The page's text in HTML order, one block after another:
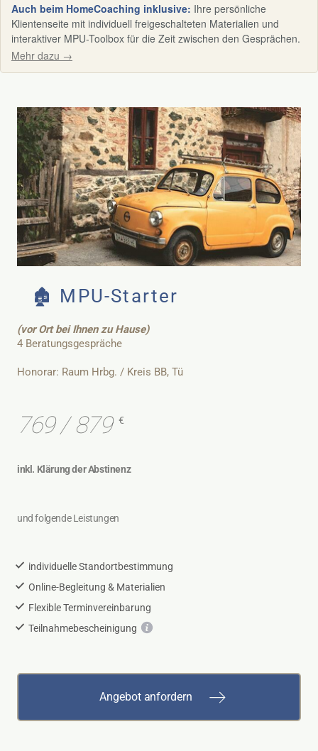
Auch beim HomeCoaching inklusive: Ihre persönliche
Klientenseite mit individuell freigeschalteten Materialien und
interaktiver MPU-Toolbox für die Zeit zwischen den Gesprächen.
Mehr dazu →
🏚️ MPU-Starter
(vor Ort bei Ihnen zu Hause)
4 Beratungsgespräche
Honorar: Raum Hrbg. / Kreis BB, Tü
769 / 879 €
inkl. Klärung der Abstinenz
und folgende Leistungen
individuelle Standortbestimmung
Online-Begleitung & Materialien
Flexible Terminvereinbarung
Teilnahmebescheinigung
Angebot anfordern